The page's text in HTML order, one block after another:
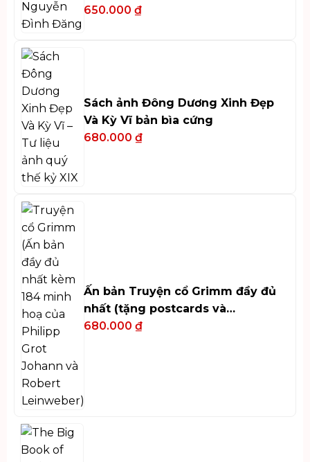
650.000 ₫
Sách ảnh Đông Dương Xinh Đẹp
Và Kỳ Vĩ bản bìa cứng
680.000 ₫
Ấn bản Truyện cổ Grimm đầy đủ
nhất (tặng postcards và
bookmark)
680.000 ₫